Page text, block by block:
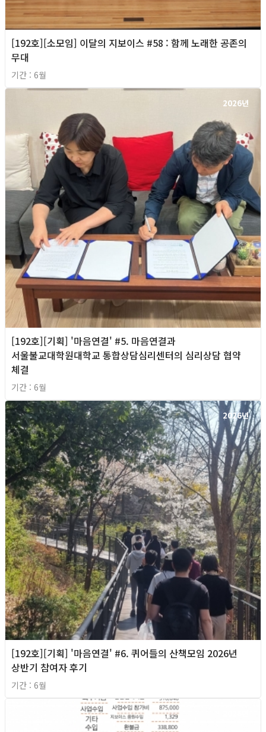
[192호][소모임] 이달의 지보이스 #58 : 함께 노래한 공존의
무대
기간 : 6월
2026년
[192호][기획] '마음연결' #5. 마음연결과
서울불교대학원대학교 통합상담심리센터의 심리상담 협약
체결
기간 : 6월
2026년
[192호][기획] '마음연결' #6. 퀴어들의 산책모임 2026년
상반기 참여자 후기
기간 : 6월